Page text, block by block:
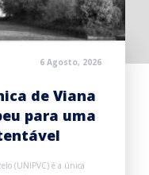
6 Agosto, 2026
de Viana
para uma
(UNIPVC) é a única